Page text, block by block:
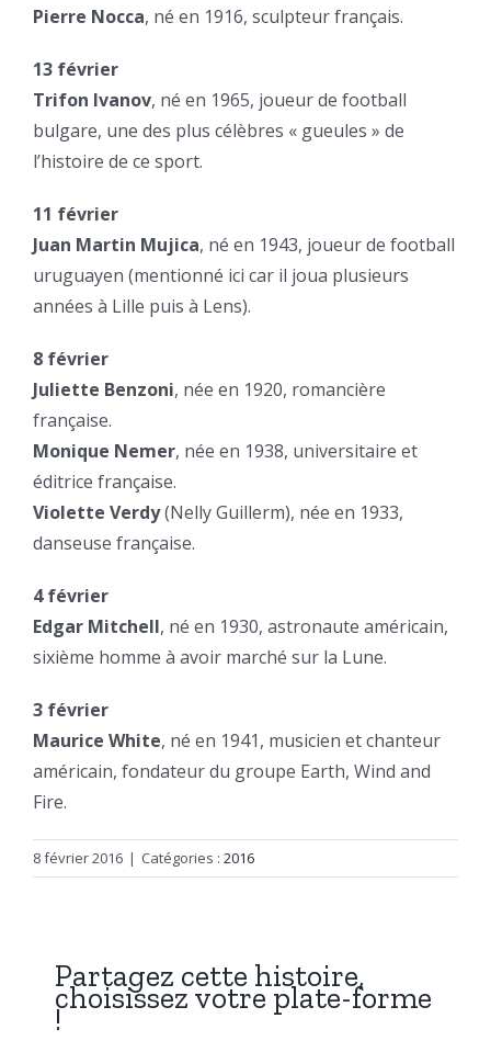
Pierre Nocca, né en 1916, sculpteur français.
13 février
Trifon Ivanov, né en 1965, joueur de football
bulgare, une des plus célèbres « gueules » de
l’histoire de ce sport.
11 février
Juan Martin Mujica, né en 1943, joueur de football
uruguayen (mentionné ici car il joua plusieurs
années à Lille puis à Lens).
8 février
Juliette Benzoni, née en 1920, romancière
française.
Monique Nemer, née en 1938, universitaire et
éditrice française.
Violette Verdy(Nelly Guillerm), née en 1933,
danseuse française.
4 février
Edgar Mitchell, né en 1930, astronaute américain,
sixième homme à avoir marché sur la Lune.
3 février
Maurice White, né en 1941, musicien et chanteur
américain, fondateur du groupe Earth, Wind and
Fire.
8 février 2016 | Catégories : 2016
Partagez cette histoire,
choisissez votre plate-forme
!